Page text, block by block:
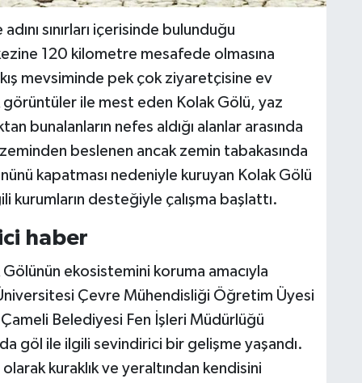
sınırları içerisinde bulunduğu
120 kilometre mesafede olmasına
mevsiminde pek çok ziyaretçisine ev
görüntüler ile mest eden Kolak Gölü, yaz
bunalanların nefes aldığı alanlar arasında
beslenen ancak zemin tabakasında
kapatması nedeniyle kuruyan Kolak Gölü
kurumların desteğiyle çalışma başlattı.
haber
ekosistemini koruma amacıyla
Çevre Mühendisliği Öğretim Üyesi
Belediyesi Fen İşleri Müdürlüğü
göl ile ilgili sevindirici bir gelişme yaşandı.
kuraklık ve yeraltından kendisini